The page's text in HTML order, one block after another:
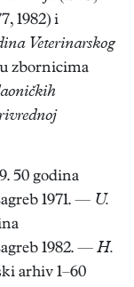
1982) i
Veterinarskog
zbornicima
50 godina
1971. — U.
1982. — H.
arhiv 1–60